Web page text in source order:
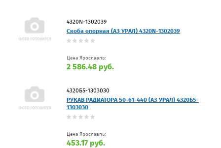
4320N-1302039
Скоба опорная (АЗ УРАЛ) 4320N-1302039
Цена Ярославль:
2 586.48 руб.
4320Б5-1303030
РУКАВ РАДИАТОРА 50-61-440 (АЗ УРАЛ) 4320Б5-
1303030
Цена Ярославль:
453.17 руб.